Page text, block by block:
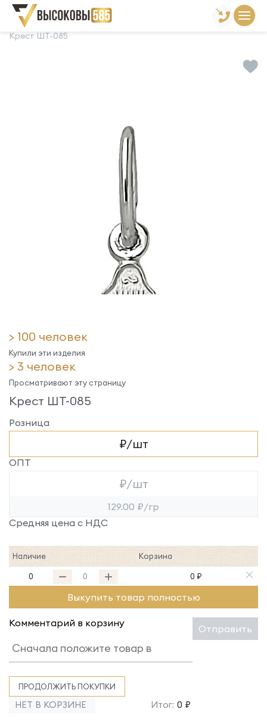
Главная Склад готовой продукции
Крест ШТ-085
> 100 человек
Купили эти изделия
> 3 человек
Просматривают эту страницу
Крест ШТ-085
Розница
₽/шт
ОПТ
₽/шт
129.00 ₽/гр
Средняя цена с НДС
Наличие Корзина
0 0 ₽
Выкупить товар полностью
Комментарий в корзину Отправить
ПРОДОЛЖИТЬ ПОКУПКИ
НЕТ В КОРЗИНЕ Итог: 0 ₽